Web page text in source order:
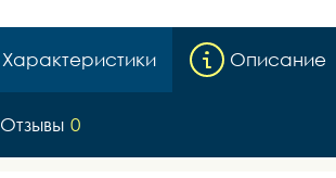
Характеристики Описание
Отзывы 0